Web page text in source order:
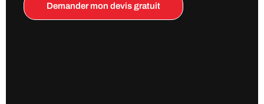
Demander mon devis gratuit